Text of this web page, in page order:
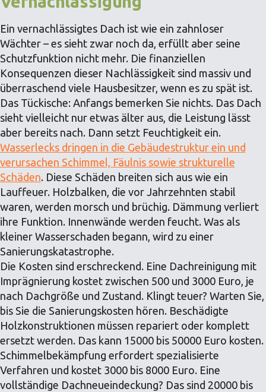
Ein vernachlässigtes Dach ist wie ein zahnloser
Wächter – es sieht zwar noch da, erfüllt aber seine
Schutzfunktion nicht mehr. Die finanziellen
Konsequenzen dieser Nachlässigkeit sind massiv und
überraschend viele Hausbesitzer, wenn es zu spät ist.
Das Tückische: Anfangs bemerken Sie nichts. Das Dach
sieht vielleicht nur etwas älter aus, die Leistung lässt
aber bereits nach. Dann setzt Feuchtigkeit ein.
Wasserlecks dringen in die Gebäudestruktur ein und
verursachen Schimmel, Fäulnis sowie strukturelle
Schäden. Diese Schäden breiten sich aus wie ein
Lauffeuer. Holzbalken, die vor Jahrzehnten stabil
waren, werden morsch und brüchig. Dämmung verliert
ihre Funktion. Innenwände werden feucht. Was als
kleiner Wasserschaden begann, wird zu einer
Sanierungskatastrophe.
Die Kosten sind erschreckend. Eine Dachreinigung mit
Imprägnierung kostet zwischen 500 und 3000 Euro, je
nach Dachgröße und Zustand. Klingt teuer? Warten Sie,
bis Sie die Sanierungskosten hören. Beschädigte
Holzkonstruktionen müssen repariert oder komplett
ersetzt werden. Das kann 15000 bis 50000 Euro kosten.
Schimmelbekämpfung erfordert spezialisierte
Verfahren und kostet 3000 bis 8000 Euro. Eine
vollständige Dachneueindeckung? Das sind 20000 bis